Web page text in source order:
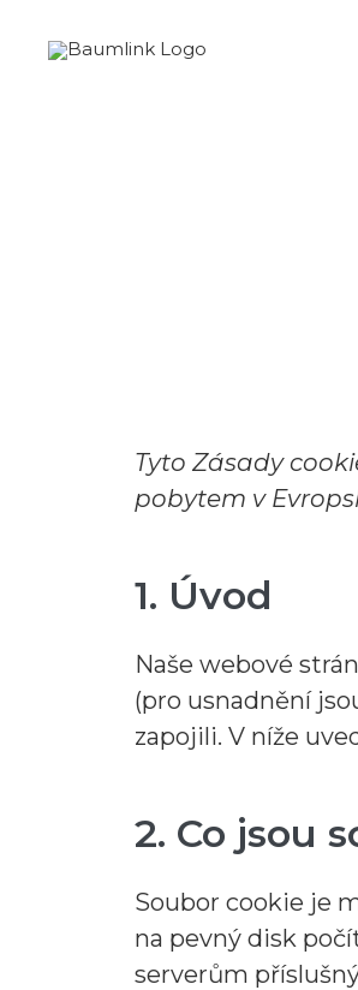
Tyto Zásady
pobytem v
1. Úvod
Naše webové
(pro usnadnění
zapojili. V níže
2. Co jsou
Soubor cookie je
na pevný disk
serverům